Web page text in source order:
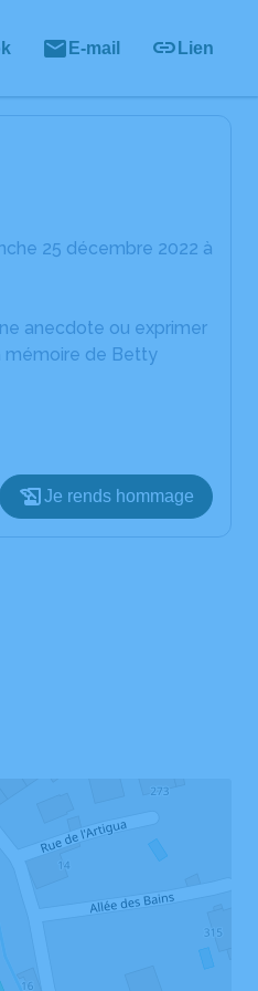
E-mail Lien
25 décembre 2022 à
anecdote ou exprimer
mémoire de Betty
Je rends hommage